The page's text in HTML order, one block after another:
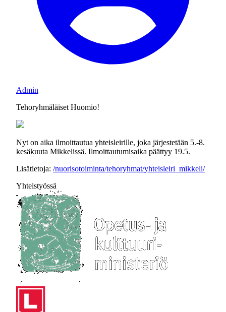
Admin
Tehoryhmäläiset Huomio!
Nyt on aika ilmoittautua yhteisleirille, joka järjestetään 5.-8.
kesäkuuta Mikkelissä. Ilmoittautumisaika päättyy 19.5.
Lisätietoja: /nuorisotoiminta/tehoryhmat/yhteisleiri_mikkeli/
Yhteistyössä